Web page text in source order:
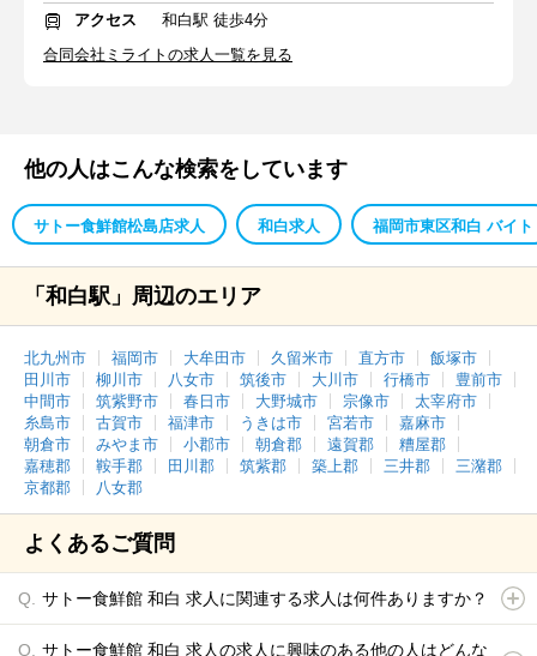
アクセス
和白駅 徒歩4分
合同会社ミライトの求人一覧を見る
他の人はこんな検索をしています
サトー食鮮館松島店求人 和白求人 福岡市東区和白 バイト
「和白駅」周辺のエリア
北九州市 福岡市 大牟田市 久留米市 直方市
飯塚市
田川市
柳川市 八女市 筑後市 大川市 行橋市
豊前市
中間市
筑紫野市 春日市 大野城市 宗像市
太宰府市
糸島市
古賀市 福津市 うきは市 宮若市
嘉麻市
朝倉市
みやま市 小郡市 朝倉郡 遠賀郡
糟屋郡
嘉穂郡
鞍手郡 田川郡 筑紫郡 築上郡 三井郡
三潴郡
京都郡
八女郡
よくあるご質問
サトー食鮮館 和白 求人に関連する求人は何件ありますか？
サトー食鮮館 和白 求人の求人に興味のある他の人はどんな